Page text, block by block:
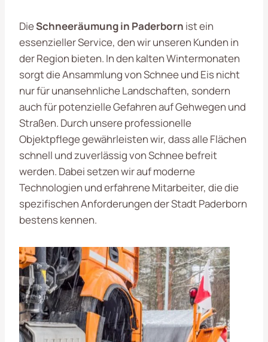
DieSchneeräumung in Paderborn ist ein
essenzieller Service, den wir unseren Kunden in
der Region bieten. In den kalten Wintermonaten
sorgt die Ansammlung von Schnee und Eis nicht
nur für unansehnliche Landschaften, sondern
auch für potenzielle Gefahren auf Gehwegen und
Straßen. Durch unsere professionelle
Objektpflege gewährleisten wir, dass alle Flächen
schnell und zuverlässig von Schnee befreit
werden. Dabei setzen wir auf moderne
Technologien und erfahrene Mitarbeiter, die die
spezifischen Anforderungen der Stadt Paderborn
bestens kennen.